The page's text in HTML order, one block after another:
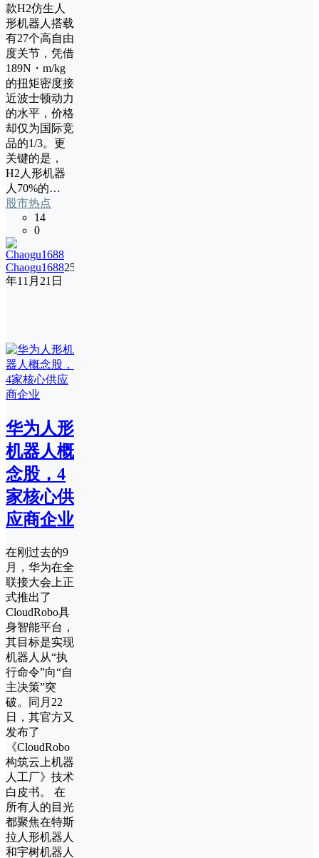
款H2仿生人
形机器人搭载
有27个高自由
度关节，凭借
189N・m/kg
的扭矩密度接
近波士顿动力
的水平，价格
却仅为国际竞
品的1/3。更
关键的是，
H2人形机器
人70%的…
股市热点
14
0
Chaogu168825
年11月21日
华为人形
机器人概
念股，4
家核心供
应商企业
在刚过去的9
月，华为在全
联接大会上正
式推出了
CloudRobo具
身智能平台，
其目标是实现
机器人从“执
行命令”向“自
主决策”突
破。同月22
日，其官方又
发布了
《CloudRobo
构筑云上机器
人工厂》技术
白皮书‌。 在
所有人的目光
都聚焦在特斯
拉人形机器人
和宇树机器人